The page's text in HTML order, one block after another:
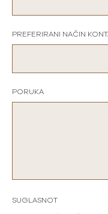
PREFERIRANI NAČIN
PORUKA
SUGLASNOT